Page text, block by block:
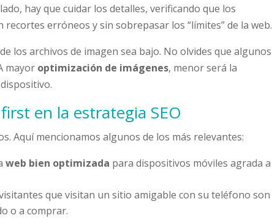
hay que cuidar los detalles, verificando que los
erróneos y sin sobrepasar los “límites” de la web.
los archivos de imagen sea bajo. No olvides que algunos
mayor optimización de imágenes, menor será la
en la estrategia SEO
Aquí mencionamos algunos de los más relevantes:
web bien optimizada para dispositivos móviles agrada a
que visitan un sitio amigable con su teléfono son
o a comprar.